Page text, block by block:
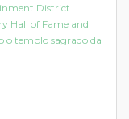
District
Hall of Fame and
o templo sagrado da